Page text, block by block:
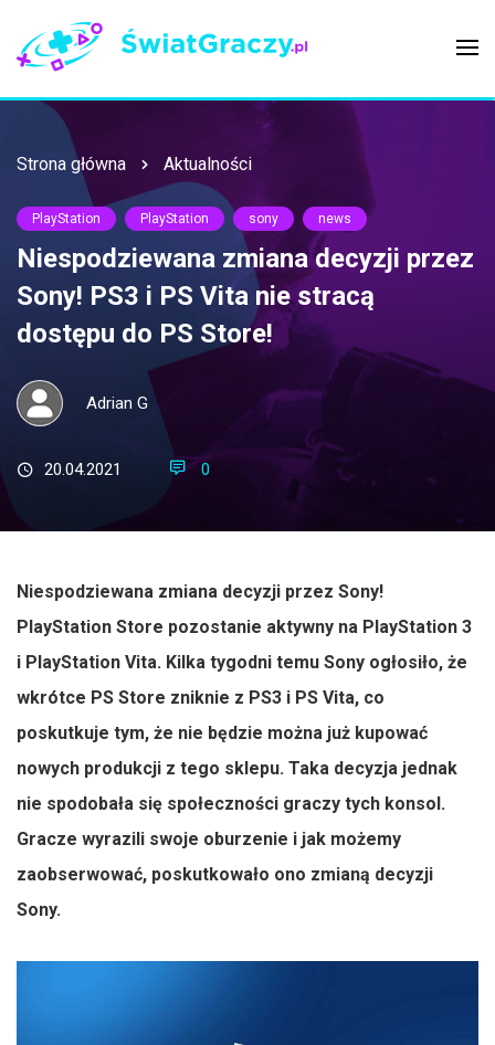
Strona główna Aktualności
PlayStation PlayStation sony news
Niespodziewana zmiana decyzji przez
Sony! PS3 i PS Vita nie stracą
dostępu do PS Store!
Adrian G
20.04.2021 0
Niespodziewana zmiana decyzji przez Sony!
PlayStation Store pozostanie aktywny na PlayStation 3
i PlayStation Vita. Kilka tygodni temu Sony ogłosiło, że
wkrótce PS Store zniknie z PS3 i PS Vita, co
poskutkuje tym, że nie będzie można już kupować
nowych produkcji z tego sklepu. Taka decyzja jednak
nie spodobała się społeczności graczy tych konsol.
Gracze wyrazili swoje oburzenie i jak możemy
zaobserwować, poskutkowało ono zmianą decyzji
Sony.